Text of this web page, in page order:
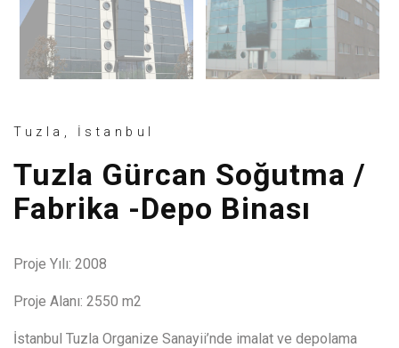
Tuzla, İstanbul
Tuzla Gürcan Soğutma /
Fabrika -Depo Binası
Proje Yılı: 2008
Proje Alanı: 2550 m2
İstanbul Tuzla Organize Sanayii’nde imalat ve depolama